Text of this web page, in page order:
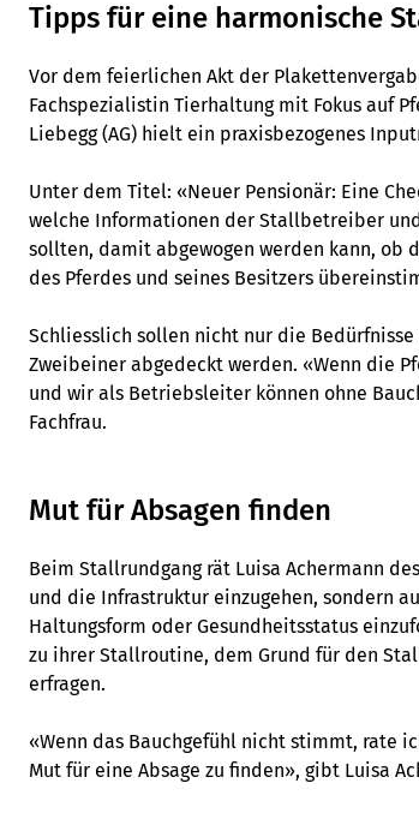
Tipps für eine harmonische
Vor dem feierlichen Akt der
Fachspezialistin Tierhaltung mit Fokus auf
Liebegg (AG) hielt ein praxisbezogenes
Unter dem Titel: «Neuer Pensionär: Eine
welche Informationen der Stallbetreiber
sollten, damit abgewogen werden kann, ob
des Pferdes und seines Besitzers
Schliesslich sollen nicht nur die
Zweibeiner abgedeckt werden. «Wenn die
und wir als Betriebsleiter können ohne
Fachfrau.
Mut für Absagen finden
Beim Stallrundgang rät Luisa Achermann
und die Infrastruktur einzugehen, sondern
Haltungsform oder Gesundheitsstatus
zu ihrer Stallroutine, dem Grund für den
erfragen.
«Wenn das Bauchgefühl nicht stimmt, rate
Mut für eine Absage zu finden», gibt Luisa